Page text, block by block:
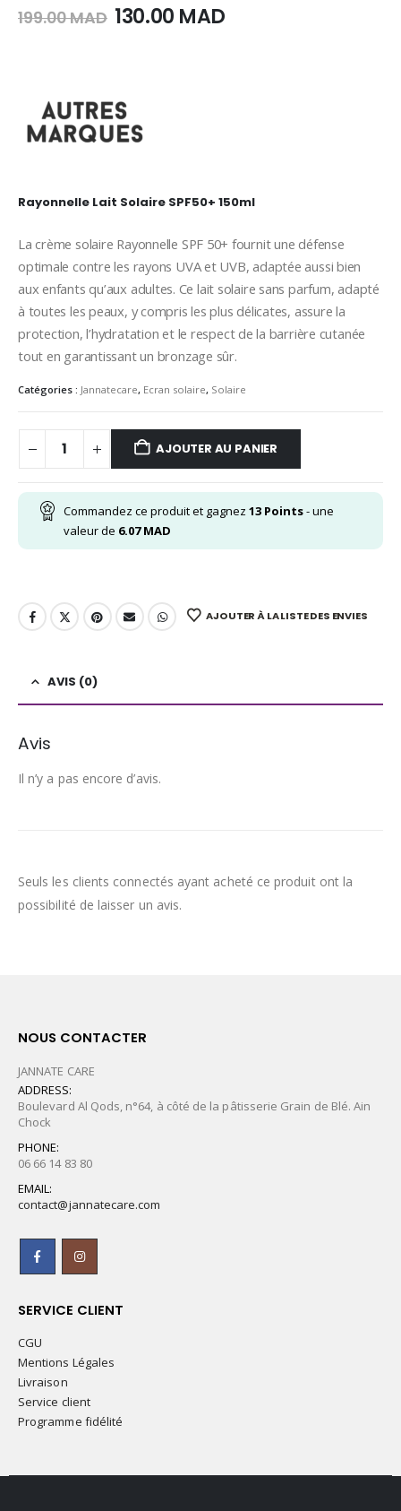
199.00MAD Le
199.00
MAD.
130.00 MADLe
Rayonnelle Lait Solaire SPF50+ 150ml
Lacrème solaire Rayonnelle SPF 50+ fournitune
optimale contreles rayons UVAet UVB,adaptéeaussi
auxenfantsqu’aux adultes. Celait solaire sans parfum,
à toutes lespeaux, ycomprislesplus délicates, assure
protection,l’hydratationet le respect dela barrière
tout en garantissantun bronzage sûr.
Catégories : Jannatecare, Ecran solaire, Solaire
AJOUTER AU PANIER
Commandez ce produit et gagnez 13 Points- une
valeur de 6.07MAD
AJOUTER À LA LISTE DES ENVIES
AVIS (0)
Avis
Il n’y a pas encore d’avis.
Seuls les clients connectés ayant acheté ce produit ont la
possibilité de laisser un avis.
NOUS CONTACTER
JANNATE CARE
ADDRESS:
Boulevard Al Qods, n°64, à côté de la pâtisserie Grain de Blé. Ain
Chock
PHONE:
06 66 14 83 80
EMAIL:
contact@jannatecare.com
SERVICE CLIENT
CGU
Mentions Légales
Livraison
Service client
Programme fidélité